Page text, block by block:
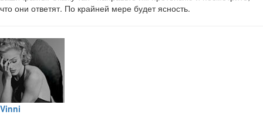
что они ответят. По крайней мере будет ясность.
Vinni